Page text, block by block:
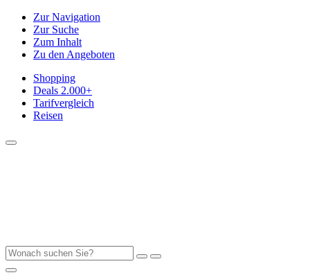
Zur Navigation
Zur Suche
Zum Inhalt
Zu den Angeboten
Shopping
Deals 2.000+
Tarifvergleich
Reisen